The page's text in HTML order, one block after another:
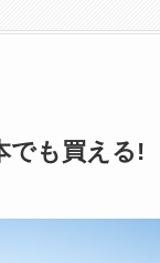
でも買える!